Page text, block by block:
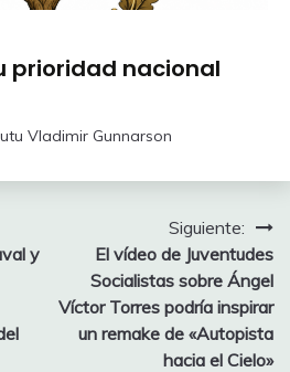
prioridad nacional
Vladimir Gunnarson
y
Siguiente:
El vídeo de Juventudes
Socialistas sobre Ángel
Víctor Torres podría inspirar
un remake de «Autopista
hacia el Cielo»